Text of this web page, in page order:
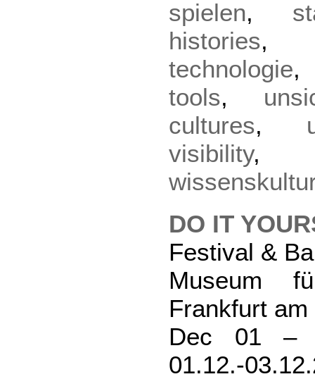
spielen,
histories
technologie
tools,
cultures,
visibility
DO IT
Festival &
Museum
Frankfurt am
Dec 01 –
01.12.-